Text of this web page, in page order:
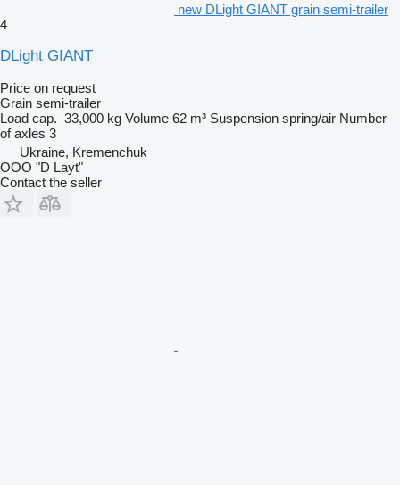
new DLight GIANT grain semi-trailer
4
DLight GIANT
Price on request
Grain semi-trailer
Load cap. 33,000 kg Volume 62 m³ Suspension spring/air Number
of axles 3
Ukraine, Kremenchuk
OOO "D Layt"
Contact the seller